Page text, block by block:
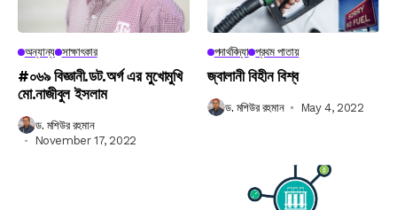
অন্যান্য সাক্ষাৎকার
#০৬৯ বিজ্ঞানী.ডট.অর্গ এর মুখোমুখি
মো.নাজীবুল ইসলাম
ড. মশিউর রহমান
November 17, 2022
পদার্থবিদ্যা প্রথম পাতায়
জ্বালানী বিহীন বিশ্ব
ড. মশিউর রহমান May 4, 2022